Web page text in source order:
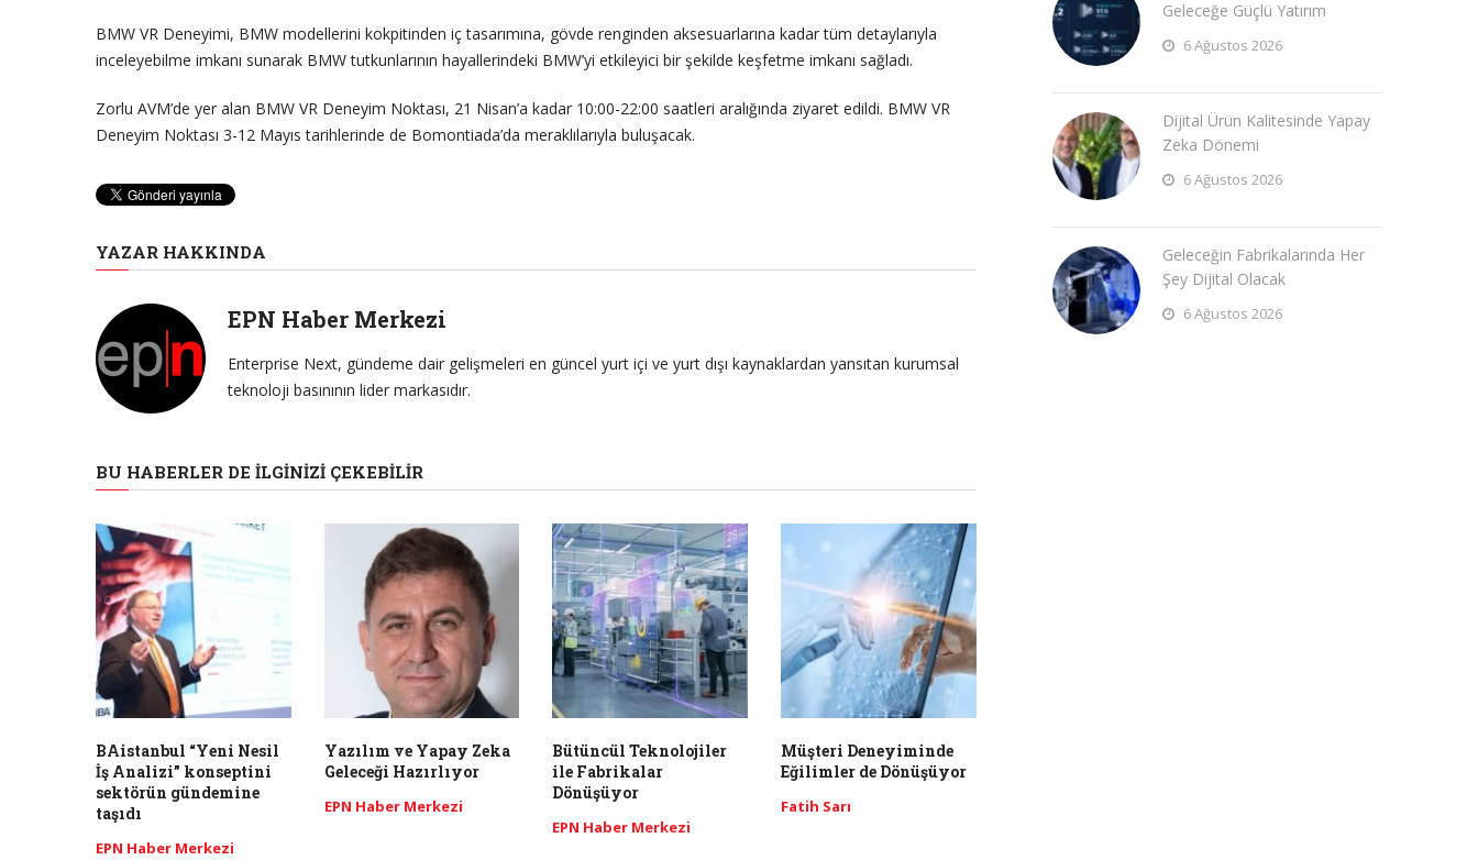
BMW VR Deneyimi, BMW modellerini kokpitinden iç tasarımına, gövde renginden aksesuarlarına kadar tüm detaylarıyla
inceleyebilme imkanı sunarak BMW tutkunlarının hayallerindeki BMW’yi etkileyici bir şekilde keşfetme imkanı sağladı.
Zorlu AVM’de yer alan BMW VR Deneyim Noktası, 21 Nisan’a kadar 10:00-22:00 saatleri aralığında ziyaret edildi. BMW VR
Deneyim Noktası 3-12 Mayıs tarihlerinde de Bomontiada’da meraklılarıyla buluşacak.
YAZAR HAKKINDA
EPN Haber Merkezi
Enterprise Next, gündeme dair gelişmeleri en güncel yurt içi ve yurt dışı kaynaklardan yansıtan kurumsal
teknoloji basınının lider markasıdır.
BU HABERLER DE İLGINIZI ÇEKEBILIR
BAistanbul “Yeni Nesil
İş Analizi” konseptini
sektörün gündemine
taşıdı
EPN Haber Merkezi
Yazılım ve Yapay Zeka
Geleceği Hazırlıyor
EPN Haber Merkezi
Bütüncül Teknolojiler
ile Fabrikalar
Dönüşüyor
EPN Haber Merkezi
Müşteri Deneyiminde
Eğilimler de Dönüşüyor
Fatih Sarı
Geleceğe Güçlü Yatırım
6 Ağustos 2026
Dijital Ürün Kalitesinde Yapay
Zeka Dönemi
6 Ağustos 2026
Geleceğin Fabrikalarında Her
Şey Dijital Olacak
6 Ağustos 2026